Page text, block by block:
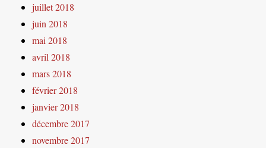
juillet 2018
juin 2018
mai 2018
avril 2018
mars 2018
février 2018
janvier 2018
décembre 2017
novembre 2017